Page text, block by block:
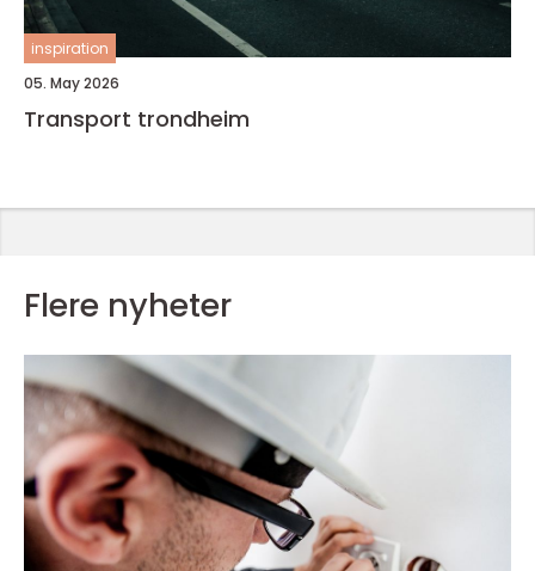
inspiration
05. May 2026
Transport trondheim
Flere nyheter